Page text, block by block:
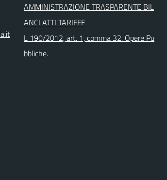
AMMINISTRAZIONE TRASPARENTE BIL
ANCI ATTI TARIFFE
L 190/2012, art. 1, comma 32. Opere Pu
bbliche.